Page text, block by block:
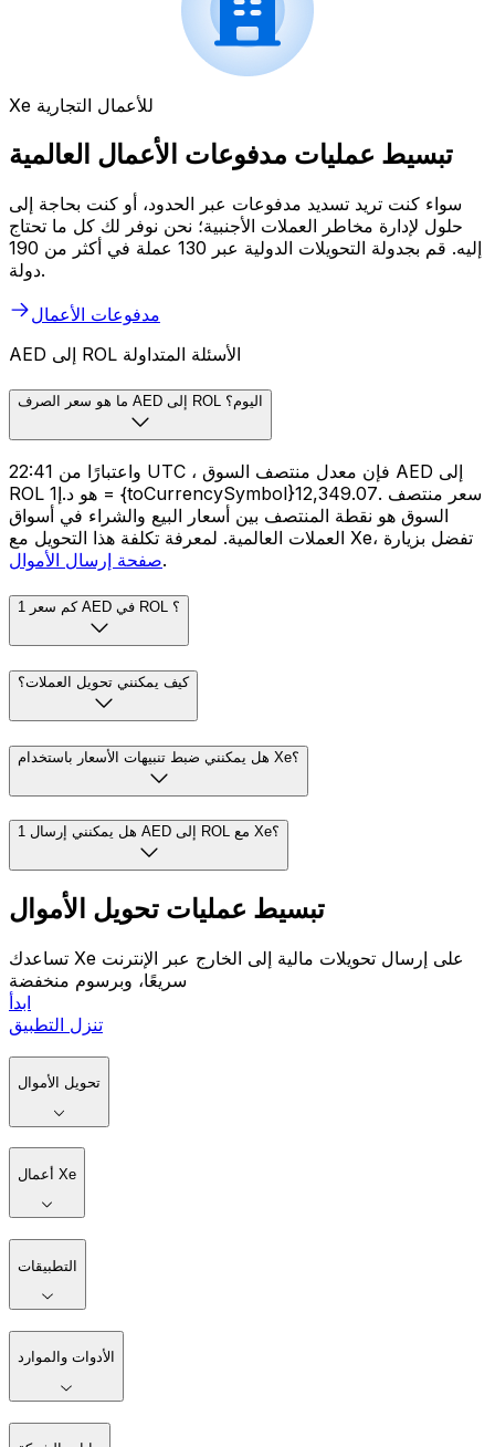
Xe للأعمال التجارية
تبسيط عمليات مدفوعات الأعمال العالمية
سواء كنت تريد تسديد مدفوعات عبر الحدود، أو كنت بحاجة إلى
حلول لإدارة مخاطر العملات الأجنبية؛ نحن نوفر لك كل ما تحتاج
إليه. قم بجدولة التحويلات الدولية عبر 130 عملة في أكثر من 190
دولة.
مدفوعات الأعمال
AED إلى ROL الأسئلة المتداولة
ما هو سعر الصرف AED إلى ROL اليوم؟
واعتبارًا من 22:41 UTC ، فإن معدل منتصف السوق AED إلى
ROL هو د.إ1 = {toCurrencySymbol}12,349.07. سعر منتصف
السوق هو نقطة المنتصف بين أسعار البيع والشراء في أسواق
العملات العالمية. لمعرفة تكلفة هذا التحويل مع Xe، تفضل بزيارة
صفحة إرسال الأموال.
كم سعر 1 AED في ROL ؟
كيف يمكنني تحويل العملات؟
هل يمكنني ضبط تنبيهات الأسعار باستخدام Xe؟
هل يمكنني إرسال 1 AED إلى ROL مع Xe؟
تبسيط عمليات تحويل الأموال
تساعدك Xe على إرسال تحويلات مالية إلى الخارج عبر الإنترنت
سريعًا، وبرسوم منخفضة
ابدأ
تنزل التطبيق
تحويل الأموال
أعمال Xe
التطبيقات
الأدوات والموارد